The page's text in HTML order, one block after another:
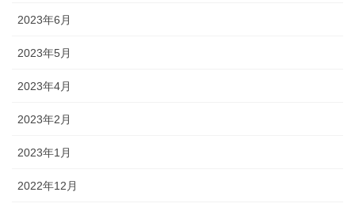
2023年6月
2023年5月
2023年4月
2023年2月
2023年1月
2022年12月